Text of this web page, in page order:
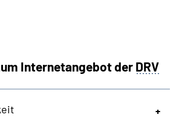
Internetangebot der DRV